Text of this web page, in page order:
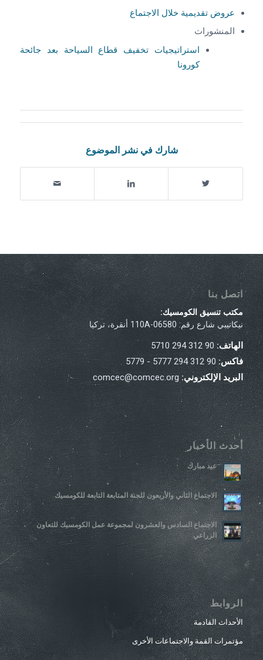
عروض تقديمية خلال الاجتماع
المنشورات
استراتيجيات تخفيف قطاع السياحة بعد جائحة
كورونا
شارك في نشر الموضوع
اتصل بنا
مكتب تنسيق الكومسيك:
نيكاتيبي شارع رقم: 110A-06580 أنقرة، تركيا
الهاتف:90 312 294 5710
فاكس:90 312 294 5777 - 5779
البريد الإلكتروني: comcec@comcec.org
أحدث الأخبار
عيد مبارك
الاجتماع الثاني والأربعون للجنة المتابعة التابعة للكومسيك
الاجتماع السادس والعشرون لمجموعة عمل الكومسيك للتعاون
الزراعي
الروابط
الأحداث القادمة
مؤتمرات القمة والاجتماعات الأخرى